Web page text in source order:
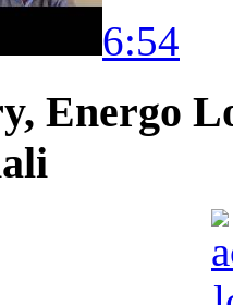
6:54
Energo